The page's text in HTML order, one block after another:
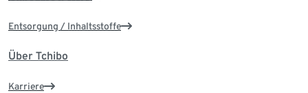
Entsorgung / Inhaltsstoffe
Über Tchibo
Karriere